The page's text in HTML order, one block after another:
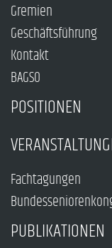
Gremien
Geschäftsführung
Kontakt
BAGSO
POSITIONEN
Fachtagungen
PUBLIKATIONEN